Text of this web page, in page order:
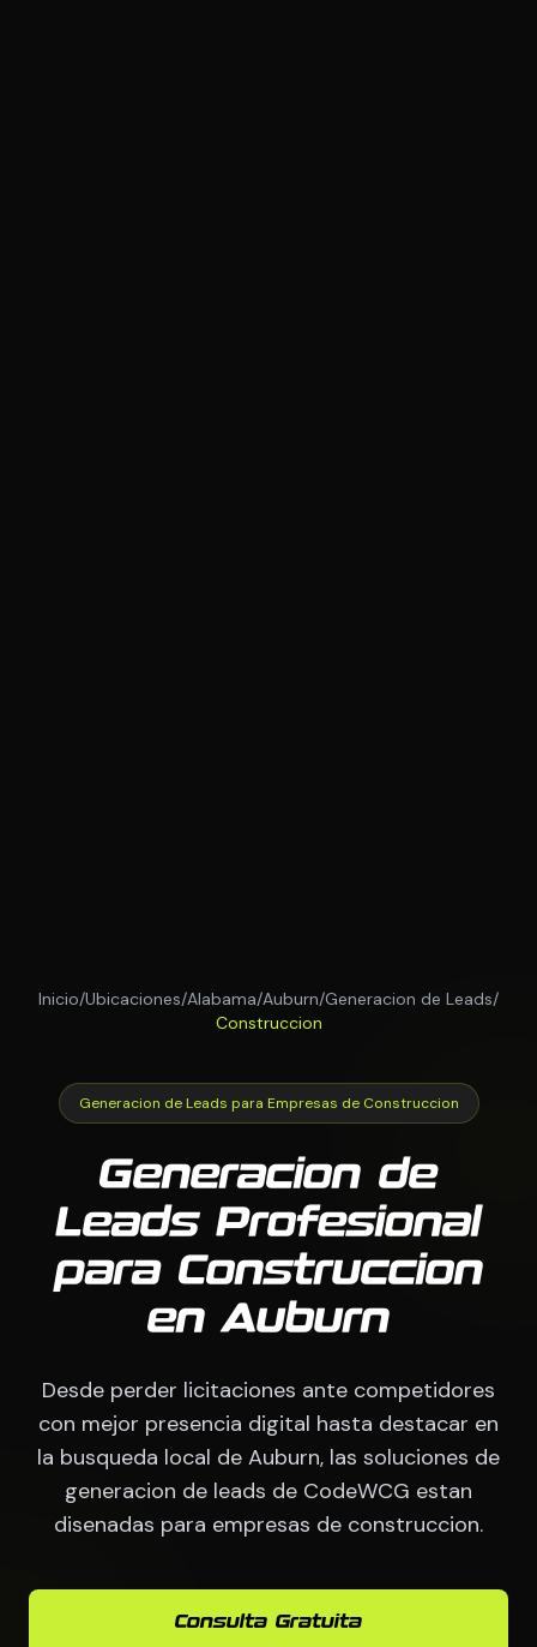
Inicio/Ubicaciones/Alabama/Auburn/Generacion de Leads/
Construccion
Generacion de Leads para Empresas de Construccion
Generacion de
Leads Profesional
para Construccion
en Auburn
Desde perder licitaciones ante competidores
con mejor presencia digital hasta destacar en
la busqueda local de Auburn, las soluciones de
generacion de leads de CodeWCG estan
disenadas para empresas de construccion.
Consulta Gratuita